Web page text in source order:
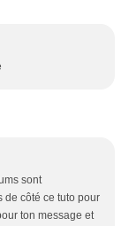
sont
de côté ce tuto pour
ton message et